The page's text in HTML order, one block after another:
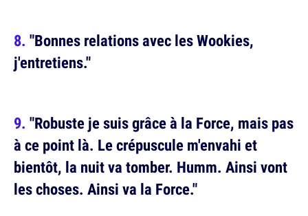
"Bonnes relations avec les Wookies,
j'entretiens."
"Robuste je suis grâce à la Force, mais pas
à ce point là. Le crépuscule m'envahi et
bientôt, la nuit va tomber. Humm. Ainsi vont
les choses. Ainsi va la Force."